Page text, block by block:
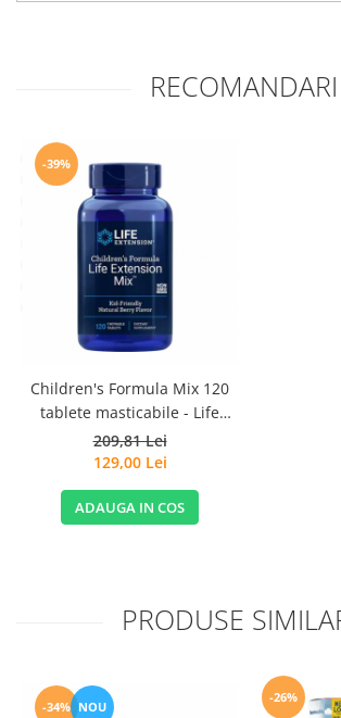
RECOMANDARI
-39%
Children's Formula Mix 120
tablete masticabile - Life
Extension
209,81 Lei
129,00 Lei
ADAUGA IN COS
PRODUSE
-34% NOU
-26%